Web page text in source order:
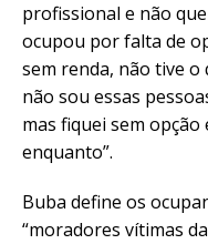
profissional e não
ocupou por falta de
sem renda, não tive o
não sou essas
mas fiquei sem
enquanto”.
Buba define os
“moradores vítimas